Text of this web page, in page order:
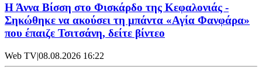
Η Άννα Βίσση στο Φισκάρδο της Κεφαλονιάς -
Σηκώθηκε να ακούσει τη μπάντα «Αγία Φανφάρα»
που έπαιζε Τσιτσάνη, δείτε βίντεο
Web TV|08.08.2026 16:22